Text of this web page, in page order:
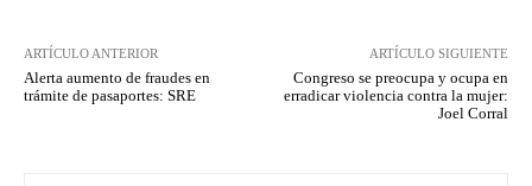
ARTÍCULO ANTERIOR
Alerta aumento de fraudes en
trámite de pasaportes: SRE
ARTÍCULO SIGUIENTE
Congreso se preocupa y ocupa en
erradicar violencia contra la mujer:
Joel Corral